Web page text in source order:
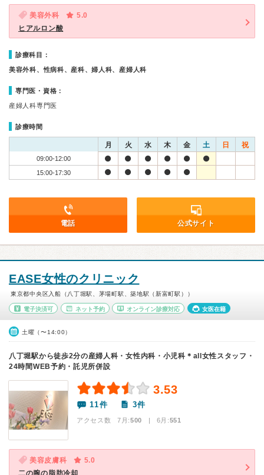
美容外科
5.0
ヒアルロン酸
診療科目：
美容外科、性病科、産科、婦人科、産婦人科
専門医・資格：
産婦人科専門医
診療時間
月 火 水 木 金 土 日 祝
09:00-12:00
15:00-17:30
電話 公式サイト
EASE女性のクリニック
東京都中央区入船（八丁堀駅、茅場町駅、築地駅（新富町駅））
電子決済可 ネット予約 オンライン診療対応 女医在籍
土曜（〜14:00）
八丁堀駅から徒歩2分の産婦人科・女性内科・小児科＊all女性スタッフ・
24時間WEB予約・託児所併設
3.53
11件 3件
アクセス数 7月:500 | 6月:551
美容皮膚科
5.0
二の腕の脂肪冷却